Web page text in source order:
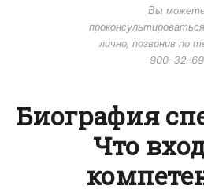
Вы
лично, позвонив по
900-32-69
Биография
Что